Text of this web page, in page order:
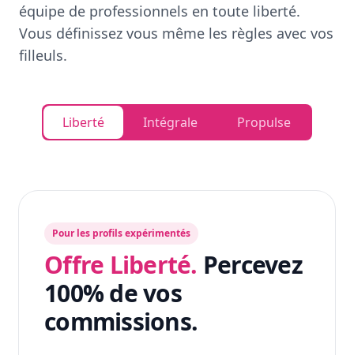
équipe de professionnels en toute liberté.
Vous définissez vous même les règles avec vos
filleuls.
Liberté Intégrale Propulse
Pour les profils expérimentés
Offre Liberté. Percevez
100% de vos
commissions.